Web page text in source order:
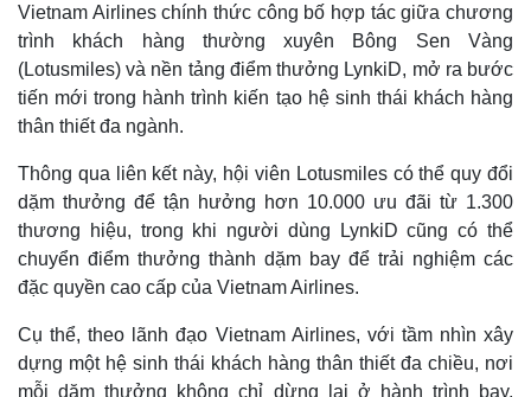
Vietnam Airlines chính thức công bố hợp tác giữa chương
trình khách hàng thường xuyên Bông Sen Vàng
(Lotusmiles) và nền tảng điểm thưởng LynkiD, mở ra bước
tiến mới trong hành trình kiến tạo hệ sinh thái khách hàng
thân thiết đa ngành.
Thông qua liên kết này, hội viên Lotusmiles có thể quy đổi
dặm thưởng để tận hưởng hơn 10.000 ưu đãi từ 1.300
thương hiệu, trong khi người dùng LynkiD cũng có thể
chuyển điểm thưởng thành dặm bay để trải nghiệm các
đặc quyền cao cấp của Vietnam Airlines.
Cụ thể, theo lãnh đạo Vietnam Airlines, với tầm nhìn xây
dựng một hệ sinh thái khách hàng thân thiết đa chiều, nơi
mỗi dặm thưởng không chỉ dừng lại ở hành trình bay,